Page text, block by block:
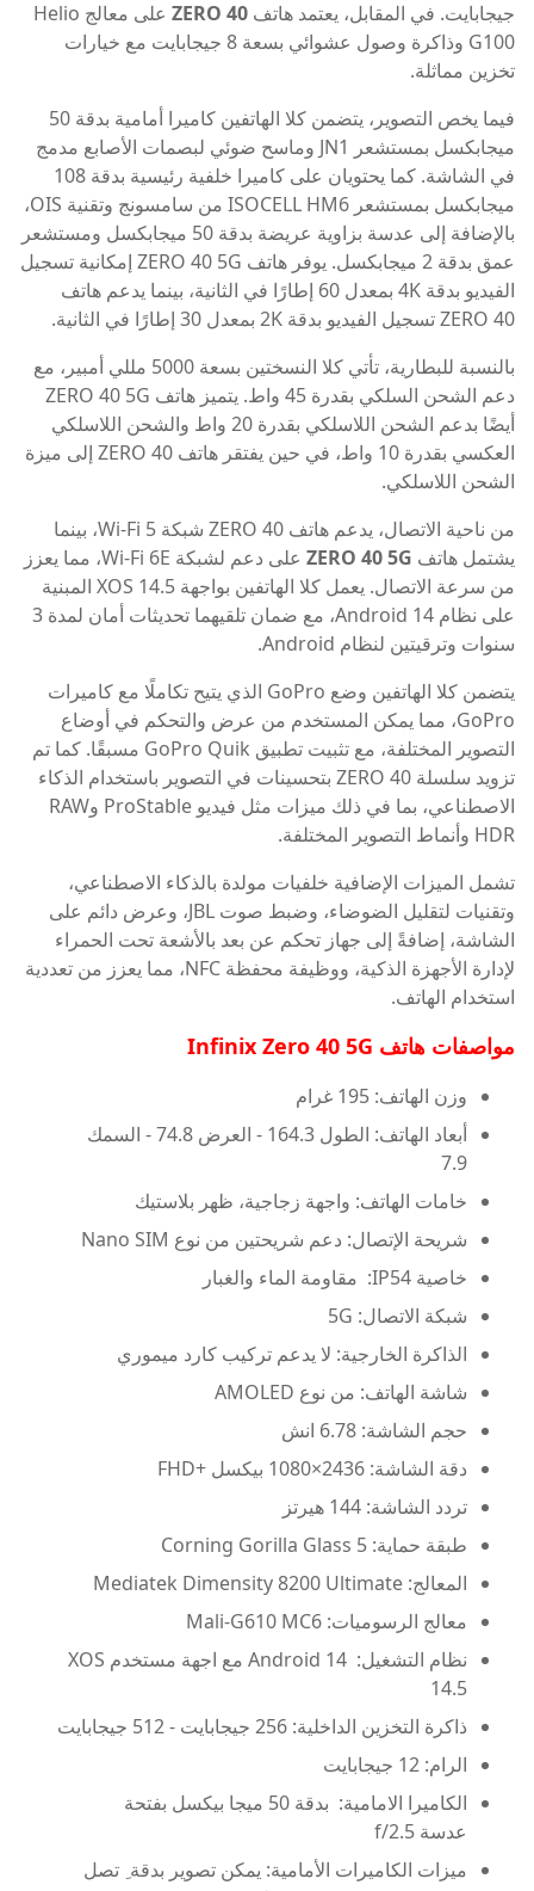
جيجابايت. في المقابل، يعتمد هاتف ZERO 40
على معالج Helio
G100 وذاكرة وصول عشوائي بسعة 8 جيجابايت مع خيارات
تخزين مماثلة.
فيما يخص التصوير، يتضمن كلا الهاتفين كاميرا أمامية بدقة 50
ميجابكسل بمستشعر JN1 وماسح ضوئي لبصمات الأصابع مدمج
في الشاشة. كما يحتويان على كاميرا خلفية رئيسية بدقة 108
ميجابكسل بمستشعر ISOCELL HM6 من سامسونج وتقنية OIS،
بالإضافة إلى عدسة بزاوية عريضة بدقة 50 ميجابكسل ومستشعر
عمق بدقة 2 ميجابكسل. يوفر هاتف ZERO 40 5G إمكانية تسجيل
الفيديو بدقة 4K بمعدل 60 إطارًا في الثانية، بينما يدعم هاتف
ZERO 40 تسجيل الفيديو بدقة 2K بمعدل 30 إطارًا في الثانية.
بالنسبة للبطارية، تأتي كلا النسختين بسعة 5000 مللي أمبير، مع
دعم الشحن السلكي بقدرة 45 واط. يتميز هاتف ZERO 40 5G
أيضًا بدعم الشحن اللاسلكي بقدرة 20 واط والشحن اللاسلكي
العكسي بقدرة 10 واط، في حين يفتقر هاتف ZERO 40 إلى ميزة
الشحن اللاسلكي.
من ناحية الاتصال، يدعم هاتف ZERO 40 شبكة Wi-Fi 5، بينما
يشتمل هاتف ZERO 40 5G
على دعم لشبكة Wi-Fi 6E، مما يعزز
من سرعة الاتصال. يعمل كلا الهاتفين بواجهة XOS 14.5 المبنية
على نظام Android 14، مع ضمان تلقيهما تحديثات أمان لمدة 3
سنوات وترقيتين لنظام Android.
يتضمن كلا الهاتفين وضع GoPro الذي يتيح تكاملًا مع كاميرات
GoPro، مما يمكن المستخدم من عرض والتحكم في أوضاع
التصوير المختلفة، مع تثبيت تطبيق GoPro Quik مسبقًا. كما تم
تزويد سلسلة ZERO 40 بتحسينات في التصوير باستخدام الذكاء
الاصطناعي، بما في ذلك ميزات مثل فيديو ProStable وRAW
HDR وأنماط التصوير المختلفة.
تشمل الميزات الإضافية خلفيات مولدة بالذكاء الاصطناعي،
وتقنيات لتقليل الضوضاء، وضبط صوت JBL، وعرض دائم على
الشاشة، إضافةً إلى جهاز تحكم عن بعد بالأشعة تحت الحمراء
لإدارة الأجهزة الذكية، ووظيفة محفظة NFC، مما يعزز من تعددية
استخدام الهاتف.
مواصفات هاتف Infinix Zero 40 5G
وزن الهاتف: 195 غرام
أبعاد الهاتف: الطول 164.3 - العرض 74.8 - السمك
7.9
خامات الهاتف: واجهة زجاجية، ظهر بلاستيك
شريحة الإتصال: دعم شريحتين من نوع Nano SIM
خاصية IP54: مقاومة الماء والغبار
شبكة الاتصال: 5G
الذاكرة الخارجية: لا يدعم تركيب كارد ميموري
شاشة الهاتف: من نوع AMOLED
حجم الشاشة: 6.78 انش
دقة الشاشة: 2436×1080 بيكسل +FHD
تردد الشاشة: 144 هيرتز
طبقة حماية: Corning Gorilla Glass 5
المعالج: Mediatek Dimensity 8200 Ultimate
معالج الرسوميات: Mali-G610 MC6
نظام التشغيل: Android 14 مع اجهة مستخدم XOS
14.5
ذاكرة التخزين الداخلية: 256 جيجابايت - 512 جيجابايت
الرام: 12 جيجابايت
الكاميرا الامامية: بدقة 50 ميجا بيكسل بفتحة
عدسة f/2.5
ميزات الكاميرات الأمامية: يمكن تصوير بدقة ِ تصل